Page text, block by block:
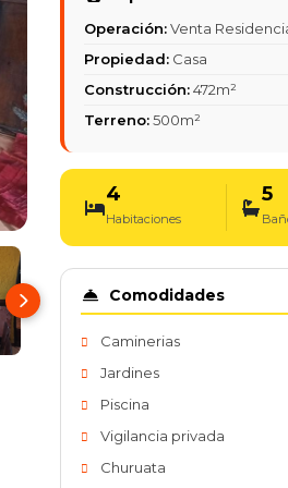
Operación:Venta
Propiedad: Casa
Construcción:472m²
Terreno:500m²
4
Habitaciones
5
Comodidades
Caminerias
Jardines
Piscina
Vigilancia privada
Churuata